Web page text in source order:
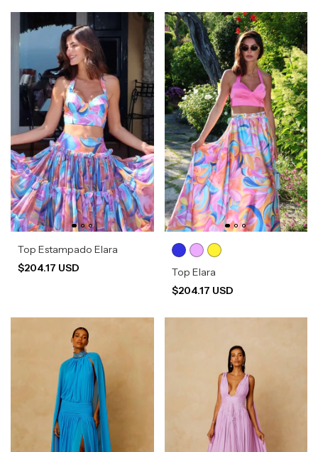
Top Estampado Elara
$204.17 USD
Top Elara
$204.17 USD